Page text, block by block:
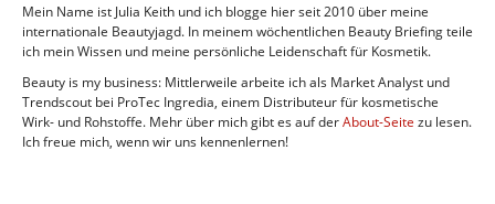
Mein Name ist Julia Keith und ich blogge hier seit 2010 über meine
internationale Beautyjagd. In meinem wöchentlichen Beauty Briefing teile
ich mein Wissen und meine persönliche Leidenschaft für Kosmetik.
Beauty is my business: Mittlerweile arbeite ich als Market Analyst und
Trendscout bei ProTec Ingredia, einem Distributeur für kosmetische
Wirk- und Rohstoffe. Mehr über mich gibt es auf derAbout-Seite zu lesen.
Ich freue mich, wenn wir uns kennenlernen!